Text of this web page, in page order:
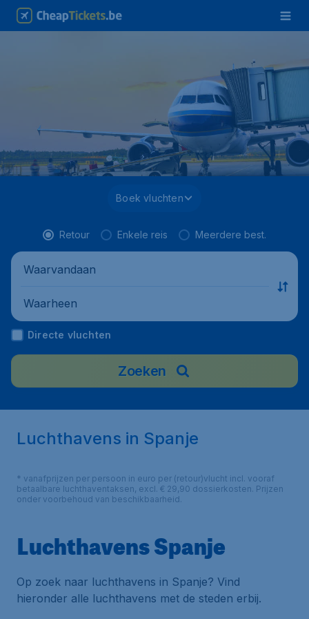
Boek vluchten
Retour Enkele reis Meerdere best.
Waarvandaan
Waarheen
Directe vluchten
Zoeken
Luchthavens in Spanje
* vanafprijzen per persoon in euro per (retour)vlucht incl. vooraf
betaalbare luchthaventaksen, excl. € 29,90 dossierkosten. Prijzen
onder voorbehoud van beschikbaarheid.
Luchthavens Spanje
Op zoek naar luchthavens in Spanje? Vind
hieronder alle luchthavens met de steden erbij.